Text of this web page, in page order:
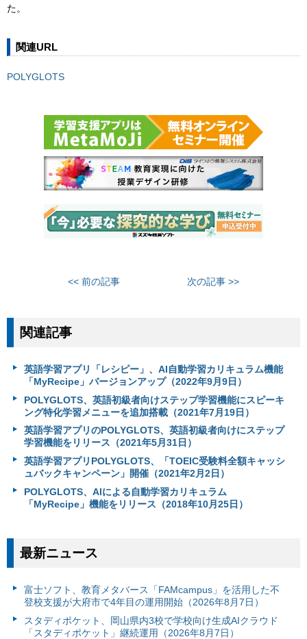
た。
関連URL
POLYGLOTS
<< 前の記事 次の記事 >>
関連記事
英語学習アプリ「レシピー」、AI自動学習カリキュラム機能
「MyRecipe」バージョンアップ（2022年9月9日）
POLYGLOTS、英語初級者向けステップ学習機能にスピーキ
ング特化学習メニューを追加搭載（2021年7月19日）
英語学習アプリのPOLYGLOTS、英語初級者向けにステップ
学習機能をリリース（2021年5月31日）
英語学習アプリPOLYGLOTS、「TOEIC受験料全額キャッシ
ュバックキャンペーン」開催（2021年2月2日）
POLYGLOTS、AIによる自動学習カリキュラム
「MyRecipe」機能をリリース（2018年10月25日）
最新ニュース
富⼠ソフト、教育メタバース「FAMcampus」を活用した不
登校支援が大府市で4年目の運用開始（2026年8月7日）
スタディポケット、岡山県内3校で学校向け生成AIクラウド
「スタディポケット」継続運用（2026年8月7日）